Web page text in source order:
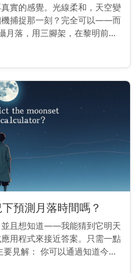
實的感覺。光線柔和，天空變
機捕捉那一刻？完全可以——而
月落，用三腳架，在黎明前拍
劃時間。 時間掌握一切 最佳
預測月落時間嗎？
並且想知道——我能猜到它明天
用程式來接近答案。只需一點
見解： 你可以通過知道今天
估算明天的月落時間。 月亮